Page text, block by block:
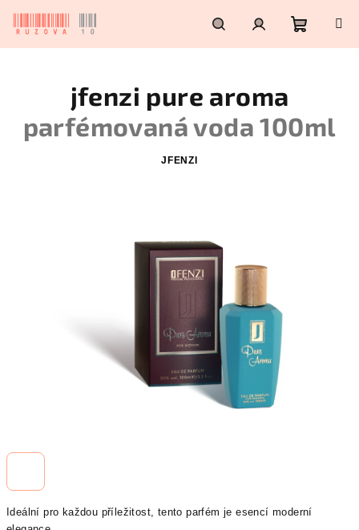
HledatPřihlášeníNákupní
Ideální pro každou příležitost, tento parfém je esencí moderní
jfenzi pure aroma
parfémovaná voda 100ml
JFENZI